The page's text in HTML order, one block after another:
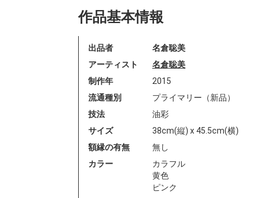
作品基本情報
出品者
名倉聡美
アーティスト
名倉聡美
制作年
2015
流通種別
プライマリー（新品）
技法
油彩
サイズ
38cm(縦) x 45.5cm(横)
額縁の有無
無し
カラー
カラフル
黄色
ピンク